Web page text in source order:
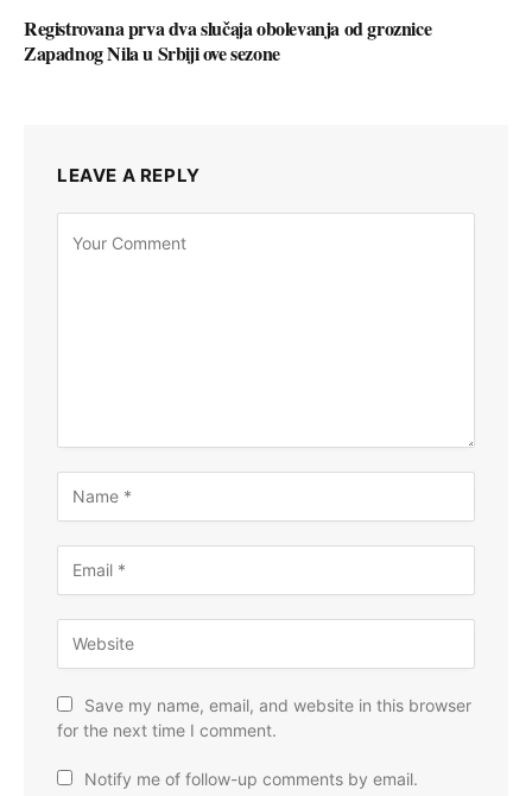
Registrovana prva dva slučaja obolevanja od groznice
Zapadnog Nila u Srbiji ove sezone
LEAVE A REPLY
Save my name, email, and website in this browser
for the next time I comment.
Notify me of follow-up comments by email.